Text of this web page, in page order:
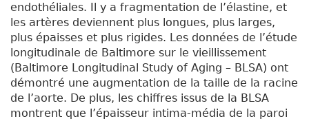
endothéliales. Il y a fragmentation de l’élastine, et
les artères deviennent plus longues, plus larges,
plus épaisses et plus rigides. Les données de l’étude
longitudinale de Baltimore sur le vieillissement
(Baltimore Longitudinal Study of Aging – BLSA) ont
démontré une augmentation de la taille de la racine
de l’aorte. De plus, les chiffres issus de la BLSA
montrent que l’épaisseur intima-média de la paroi